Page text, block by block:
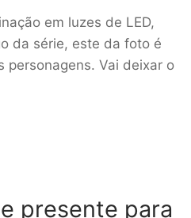
em luzes de LED,
da série, este da foto é
personagens. Vai deixar o
presente para